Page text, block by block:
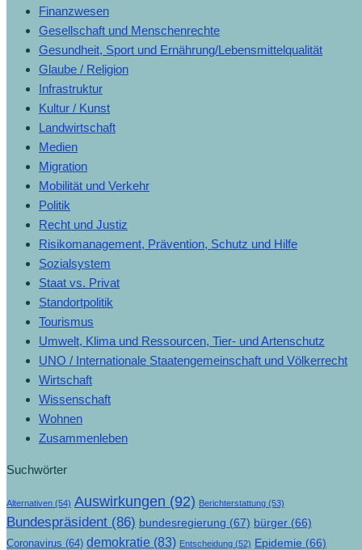
Finanzwesen
Gesellschaft und Menschenrechte
Gesundheit, Sport und Ernährung/Lebensmittelqualität
Glaube / Religion
Infrastruktur
Kultur / Kunst
Landwirtschaft
Medien
Migration
Mobilität und Verkehr
Politik
Recht und Justiz
Risikomanagement, Prävention, Schutz und Hilfe
Sozialsystem
Staat vs. Privat
Standortpolitik
Tourismus
Umwelt, Klima und Ressourcen, Tier- und Artenschutz
UNO / Internationale Staatengemeinschaft und Völkerrecht
Wirtschaft
Wissenschaft
Wohnen
Zusammenleben
Suchwörter
Alternativen (54) Auswirkungen (92) Berichterstattung (53)
Bundespräsident (86) bundesregierung (67) bürger (66)
Coronavirus (64) demokratie (83) Entscheidung (52) Epidemie (66)